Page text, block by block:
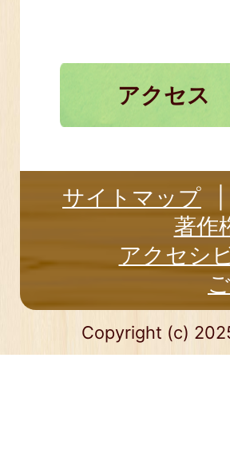
アクセス
サイトマップ
著作
アクセシ
Copyright (c)